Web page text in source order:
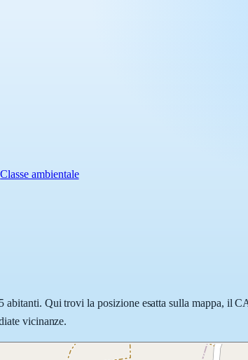
Classe ambientale
Qui trovi la posizione esatta sulla mappa, il
vicinanze.